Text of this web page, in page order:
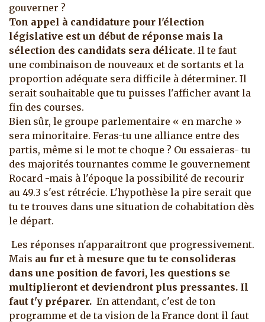
gouverner ?
Ton appel à candidature pour l'élection
législative est un début de réponse mais la
sélection des candidats sera délicate. Il te faut
une combinaison de nouveaux et de sortants et la
proportion adéquate sera difficile à déterminer. Il
serait souhaitable que tu puisses l'afficher avant la
fin des courses.
Bien sûr, le groupe parlementaire « en marche »
sera minoritaire. Feras-tu une alliance entre des
partis, même si le mot te choque ? Ou essaieras- tu
des majorités tournantes comme le gouvernement
Rocard -mais à l'époque la possibilité de recourir
au 49.3 s'est rétrécie. L'hypothèse la pire serait que
tu te trouves dans une situation de cohabitation dès
le départ.
Les réponses n'apparaitront que progressivement.
Mais au fur et à mesure que tu te consolideras
dans une position de favori, les questions se
multiplieront et deviendront plus pressantes. Il
faut t'y préparer. En attendant, c'est de ton
programme et de ta vision de la France dont il faut